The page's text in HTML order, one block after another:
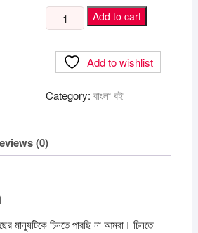
তোমারে
চিনি
Add to cart
Add to wishlist
Category:বাংলা বই
(0)
মানুষটিকে চিনতে পারছি না আমরা। চিনতে